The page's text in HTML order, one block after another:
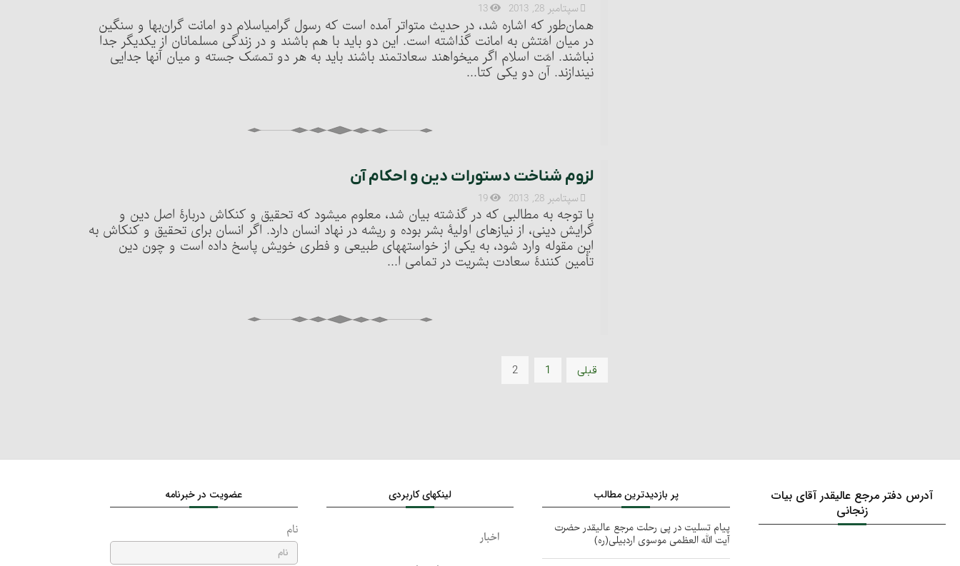
سپتامبر 28, 2013 13
همان‌طور که اشاره شد، در حدیث متواتر آمده است که رسول گرامی‏اسلام‏ دو امانت گران‌بها و سنگین
در میان امّتش به امانت گذاشته است. این دو باید با هم باشند و در زندگی مسلمانان از یکدیگر جدا
نباشند. امّت اسلام اگر می‏خواهند سعادتمند باشند باید به هر دو تمسّک جسته و میان آنها جدایی
نیندازند. آن دو یکی کتا...
لزوم شناخت دستورات دین و احکام آن‏
سپتامبر 28, 2013 19
با توجه به مطالبی که در گذشته بیان شد، معلوم می‏شود که تحقیق و کنکاش دربارۀ اصل دین و
گرایش دینی، از نیازهای اولیۀ بشر بوده و ریشه در نهاد انسان دارد. اگر انسان برای تحقیق و کنکاش به
این مقوله وارد شود، به یکی از خواسته‏های طبیعی و فطری خویش پاسخ داده است و چون دین
تأمین کنندۀ سعادت بشریت در تمامی ا...
قبلی 1
2
آدرس دفتر مرجع عالیقدر آقای بیات
زنجانی
پر بازدیدترین مطالب
پیام تسلیت در پی رحلت مرجع عالیقدر حضرت
آیت الله العظمی موسوی اردبیلی(ره)
لینکهای کاربردی
اخبار
عضویت در خبرنامه
نام